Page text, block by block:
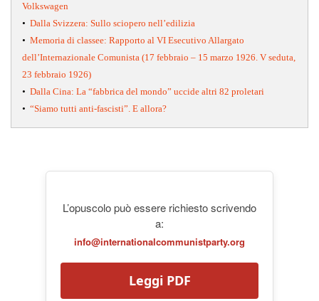
Volkswagen
• Dalla Svizzera: Sullo sciopero nell’edilizia
• Memoria di classee: Rapporto al VI Esecutivo Allargato
dell’Internazionale Comunista (17 febbraio – 15 marzo 1926. V seduta,
23 febbraio 1926)
• Dalla Cina: La “fabbrica del mondo” uccide altri 82 proletari
• “Siamo tutti anti-fascisti”. E allora?
L’opuscolo può essere richiesto scrivendo
a:
info@internationalcommunistparty.org
Leggi PDF